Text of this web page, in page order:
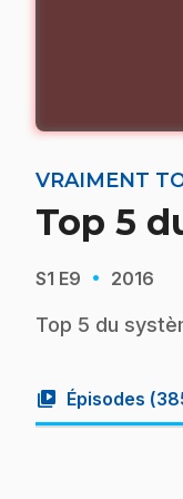
VRAIMENT
Top 5
S1 E9 · 2016
Top 5 du
video_library Épisodes (